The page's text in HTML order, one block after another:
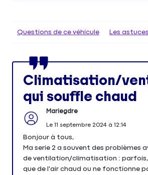
Questions de ce véhicule Les astuces
Climatisation/
qui souffle chaud
Mariegdre
Le 11 septembre 2024à 12:14
Bonjour à tous,
Ma serie 2 a souvent des problèmes
de ventilation/climatisation :
que de l'air chaud ou ne fonctionne